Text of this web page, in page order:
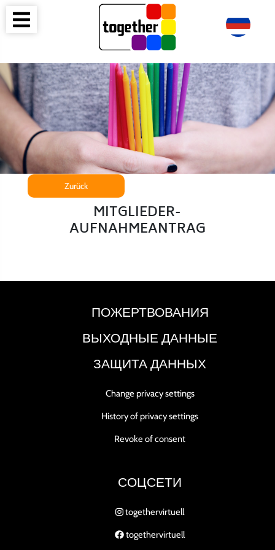
Zurück
MITGLIEDER-
AUFNAHMEANTRAG
ПОЖЕРТВОВАНИЯ
ВЫХОДНЫЕ ДАННЫЕ
ЗАЩИТА ДАННЫХ
Change privacy settings
History of privacy settings
Revoke of consent
СОЦСЕТИ
togethervirtuell
togethervirtuell